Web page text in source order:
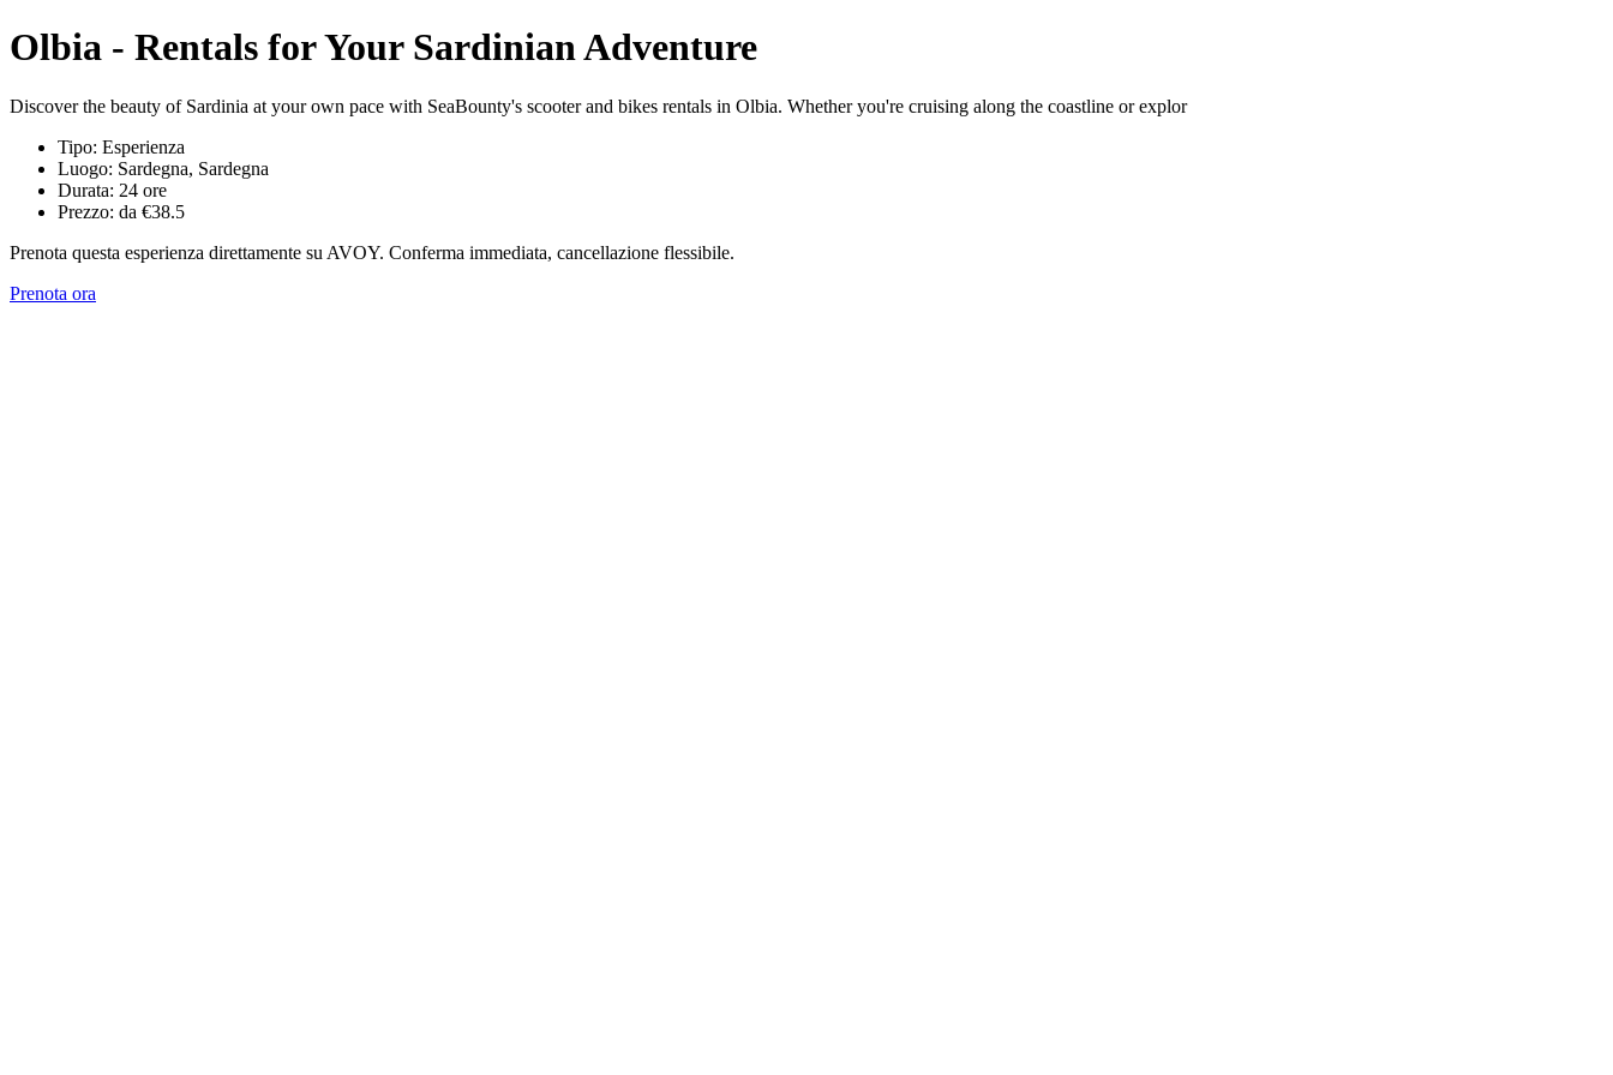
Olbia - Rentals for Your Sardinian Adventure
Discover the beauty of Sardinia at your own pace with SeaBounty's scooter and bikes rentals in Olbia. Whether you're cruising along the coastline or explor
Tipo: Esperienza
Luogo: Sardegna, Sardegna
Durata: 24 ore
Prezzo: da €38.5
Prenota questa esperienza direttamente su AVOY. Conferma immediata, cancellazione flessibile.
Prenota ora